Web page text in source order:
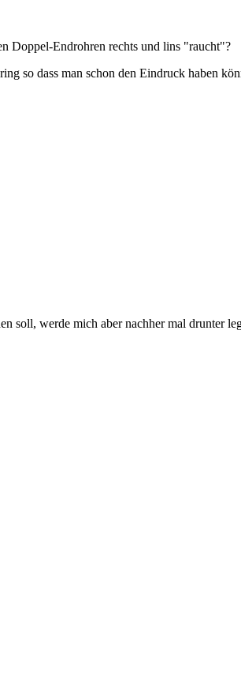
Doppel-Endrohren rechts und lins "raucht"?
so dass man schon den Eindruck haben
soll, werde mich aber nachher mal drunter